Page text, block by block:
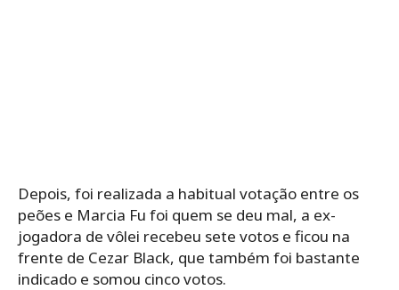
Depois, foi realizada a habitual votação entre os
peões e Marcia Fu foi quem se deu mal, a ex-
jogadora de vôlei recebeu sete votos e ficou na
frente de Cezar Black, que também foi bastante
indicado e somou cinco votos.